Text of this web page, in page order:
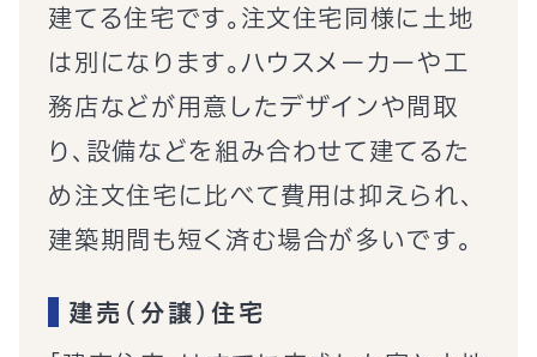
建てる住宅です。注文住宅同様に土地
は別になります。ハウスメーカーや工
務店などが用意したデザインや間取
り、設備などを組み合わせて建てるた
め注文住宅に比べて費用は抑えられ、
建築期間も短く済む場合が多いです。
建売（分譲）住宅